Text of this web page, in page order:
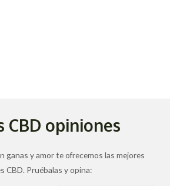
CBD opiniones
ganas y amor te ofrecemos las mejores
CBD. Pruébalas y opina: